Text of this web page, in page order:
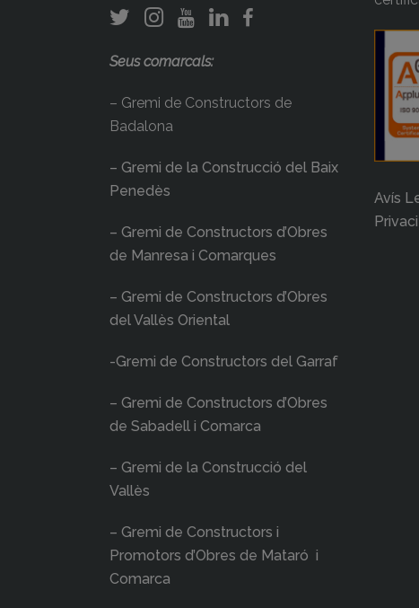
Seus comarcals:
– Gremi de Constructors de
Badalona
– Gremi de la Construcció del Baix
Penedès
– Gremi de Constructors d’Obres
de Manresa i Comarques
– Gremi de Constructors d’Obres
del Vallès Oriental
-Gremi de Constructors del Garraf
– Gremi de Constructors d’Obres
de Sabadell i Comarca
– Gremi de la Construcció del
Vallès
– Gremi de Constructors i
Promotors d’Obres de Mataró i
Comarca
Avís